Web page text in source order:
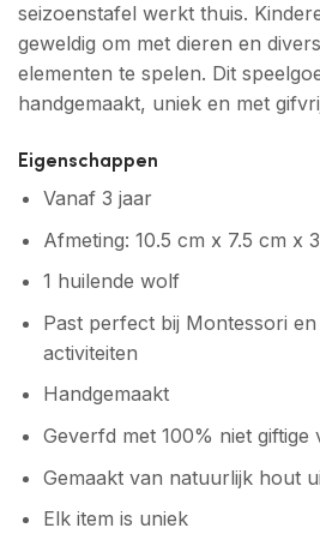
seizoenstafel werkt thuis.
geweldig om met dieren en
elementen te spelen. Dit
handgemaakt, uniek en met
Eigenschappen
Vanaf 3 jaar
Afmeting: 10.5 cm x 7.5 cm x
1 huilende wolf
Past perfect bij Montessori
activiteiten
Handgemaakt
Geverfd met 100% niet giftige
Gemaakt van natuurlijk hout
Elk item is uniek